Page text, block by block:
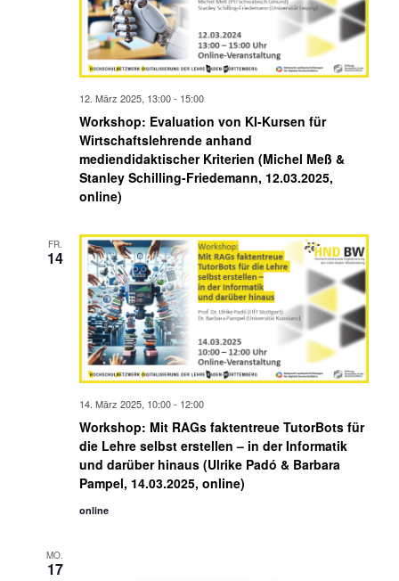
Workshop: Evaluation von KI-Kursen für
Wirtschaftslehrende anhand
mediendidaktischer Kriterien (Michel Meß &
Stanley Schilling-Friedemann, 12.03.2025,
online)
12. März 2025, 13:00- 15:00
FR.
14
Workshop: Mit RAGs faktentreue TutorBots für
die Lehre selbst erstellen – in der Informatik
und darüber hinaus (Ulrike Padó & Barbara
Pampel, 14.03.2025, online)
14. März 2025, 10:00- 12:00
online
MO.
17